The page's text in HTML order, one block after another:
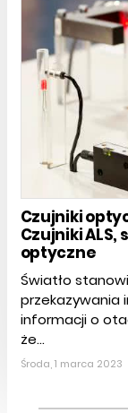
Czujniki
Czujniki
optyczne
Światło
przekazywania
informacji o
że...
Środa, 1 marca 2023